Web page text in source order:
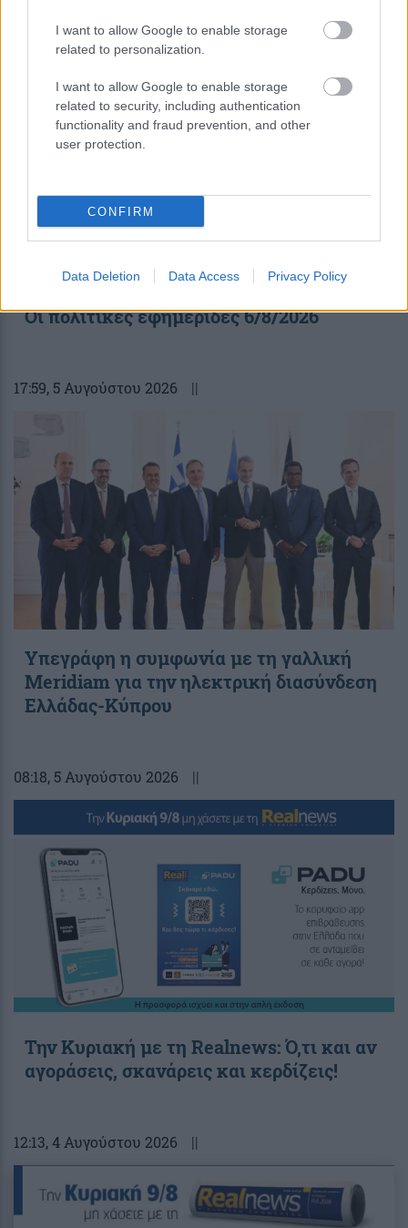
I want to allow Google to enable storage
related to personalization.
I want to allow Google to enable storage
related to security, including authentication
functionality and fraud prevention, and other
user protection.
CONFIRM
Data Deletion Data Access Privacy Policy
, 6 Αυγούστου 2026 ||
Οι πολιτικές εφημερίδες 6/8/2026
17:59, 5 Αυγούστου 2026 ||
Υπεγράφη η συμφωνία με τη γαλλική
Meridiam για την ηλεκτρική διασύνδεση
Ελλάδας-Κύπρου
08:18, 5 Αυγούστου 2026 ||
Την Κυριακή με τη Realnews: Ό,τι και αν
αγοράσεις, σκανάρεις και κερδίζεις!
12:13, 4 Αυγούστου 2026 ||